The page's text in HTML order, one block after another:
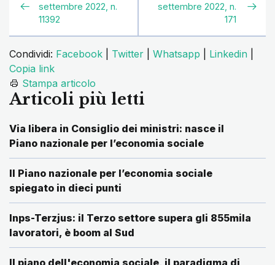
settembre 2022, n.
11392
settembre 2022, n.
171
Condividi: Facebook Twitter Whatsapp Linkedin
Copia link
Stampa articolo
Articoli più letti
Via libera in Consiglio dei ministri: nasce il
Piano nazionale per l’economia sociale
Il Piano nazionale per l’economia sociale
spiegato in dieci punti
Inps-Terzjus: il Terzo settore supera gli 855mila
lavoratori, è boom al Sud